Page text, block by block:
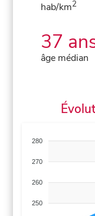
hab/km2
37
âge médian
280
270
260
250